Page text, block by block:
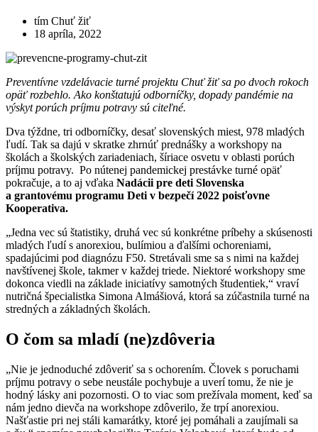
tím Chuť žiť
18 apríla, 2022
Preventívne vzdelávacie turné projektu Chuť žiť sa po dvoch rokoch
opäť rozbehlo. Ako konštatujú odborníčky, dopady pandémie na
výskyt porúch príjmu potravy sú citeľné.
Dva týždne, tri odborníčky, desať slovenských miest, 978 mladých
ľudí. Tak sa dajú v skratke zhrnúť prednášky a workshopy na
školách a školských zariadeniach, šíriace osvetu v oblasti porúch
príjmu potravy. Po nútenej pandemickej prestávke turné opäť
pokračuje, a to aj vďaka Nadácii pre deti Slovenska
a grantovému programu Deti v bezpečí 2022 poisťovne
Kooperativa.
„Jedna vec sú štatistiky, druhá vec sú konkrétne príbehy a skúsenosti
mladých ľudí s anorexiou, bulímiou a ďalšími ochoreniami,
spadajúcimi pod diagnózu F50. Stretávali sme sa s nimi na každej
navštívenej škole, takmer v každej triede. Niektoré workshopy sme
dokonca viedli na základe iniciatívy samotných študentiek,“ vraví
nutričná špecialistka Simona Almášiová, ktorá sa zúčastnila turné na
stredných a základných školách.
O čom sa mladí (ne)zdôveria
„Nie je jednoduché zdôveriť sa s ochorením. Človek s poruchami
príjmu potravy o sebe neustále pochybuje a uverí tomu, že nie je
hodný lásky ani pozornosti. O to viac som prežívala moment, keď sa
nám jedno dievča na workshope zdôverilo, že trpí anorexiou.
Našťastie pri nej stáli kamarátky, ktoré jej pomáhali a zaujímali sa